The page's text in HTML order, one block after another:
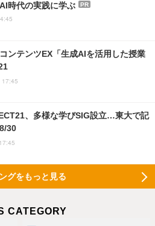
時代の実践に学ぶ
PR
ンテンツEX「生成AIを活用した授業
17:45
、多様な学びSIG設立…東大で記
30
グをもっと見る
CATEGORY